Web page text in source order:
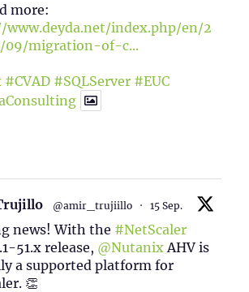
more:
index.php/en/2
09/migration-of-c...
#CVAD #SQLServer #EUC
@amir_trujiillo · 15 Sep.
news! With the #NetScaler
51.x release, @Nutanix AHV is
a supported platform for
👏